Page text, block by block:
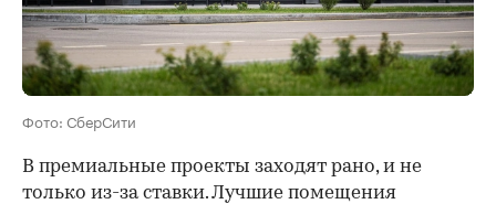
Фото: СберСити
В премиальные проекты заходят рано, и не
только из-за ставки. Лучшие помещения